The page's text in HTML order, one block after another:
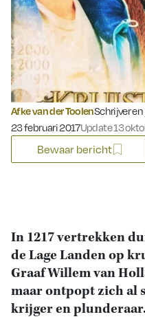
Afke van der ToolenSchrijver
Gepubliceerd op:
23 februari 2017Update 13
Bewaar bericht
In 1217 vertrekken
de Lage Landen op
Graaf Willem van
maar ontpopt zich al
krijger en plunderaar.